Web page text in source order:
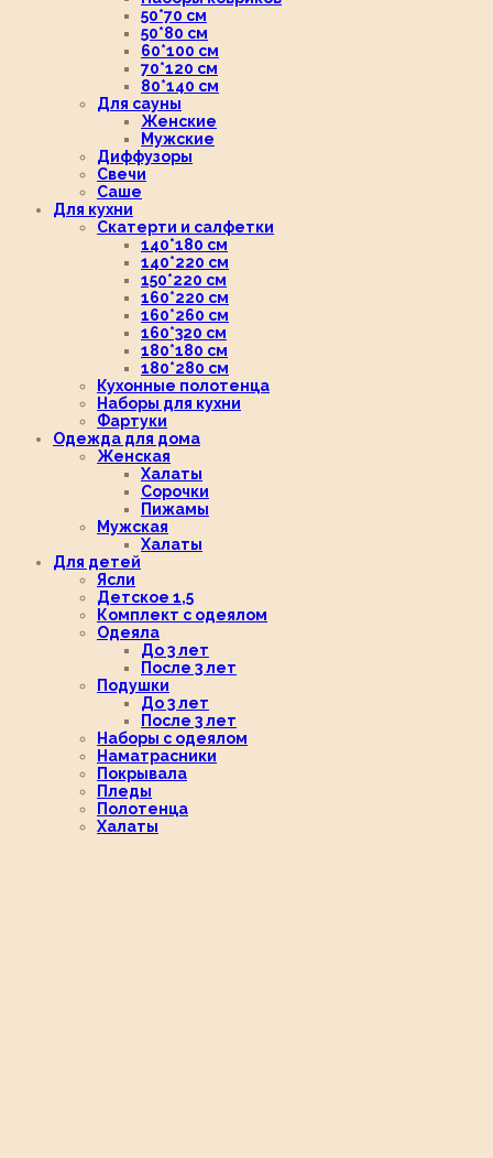
50*70 см
50*80 см
60*100 см
70*120 см
80*140 см
Для сауны
Женские
Мужские
Диффузоры
Свечи
Саше
Для кухни
Скатерти и салфетки
140*180 см
140*220 см
150*220 см
160*220 см
160*260 см
160*320 см
180*180 см
180*280 см
Кухонные полотенца
Наборы для кухни
Фартуки
Одежда для дома
Женская
Халаты
Сорочки
Пижамы
Мужская
Халаты
Для детей
Ясли
Детское 1,5
Комплект с одеялом
Одеяла
До 3 лет
После 3 лет
Подушки
До 3 лет
После 3 лет
Наборы с одеялом
Наматрасники
Покрывала
Пледы
Полотенца
Халаты